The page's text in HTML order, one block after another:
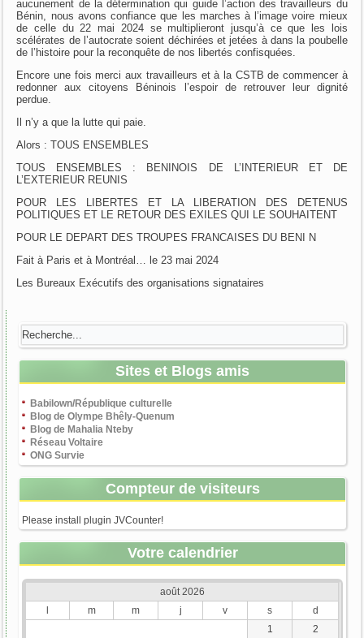
aucunement de la détermination qui guide l’action des travailleurs du
Bénin, nous avons confiance que les marches à l’image voire mieux
de celle du 22 mai 2024 se multiplieront jusqu’à ce que les lois
scélérates de l’autocrate soient déchirées et jetées à dans la poubelle
de l’histoire pour la reconquête de nos libertés confisquées.
Encore une fois merci aux travailleurs et à la CSTB de commencer à
redonner aux citoyens Béninois l’espoir de retrouver leur dignité
perdue.
Il n’y a que la lutte qui paie.
Alors : TOUS ENSEMBLES
TOUS ENSEMBLES : BENINOIS DE L’INTERIEUR ET DE
L’EXTERIEUR REUNIS
POUR LES LIBERTES ET LA LIBERATION DES DETENUS
POLITIQUES ET LE RETOUR DES EXILES QUI LE SOUHAITENT
POUR LE DEPART DES TROUPES FRANCAISES DU BENI N
Fait à Paris et à Montréal… le 23 mai 2024
Les Bureaux Exécutifs des organisations signataires
Sites et Blogs amis
Babilown/République culturelle
Blog de Olympe Bhêly-Quenum
Blog de Mahalia Nteby
Réseau Voltaire
ONG Survie
Compteur de visiteurs
Please install plugin JVCounter!
Votre calendrier
août 2026
m m j v s
d
1
2